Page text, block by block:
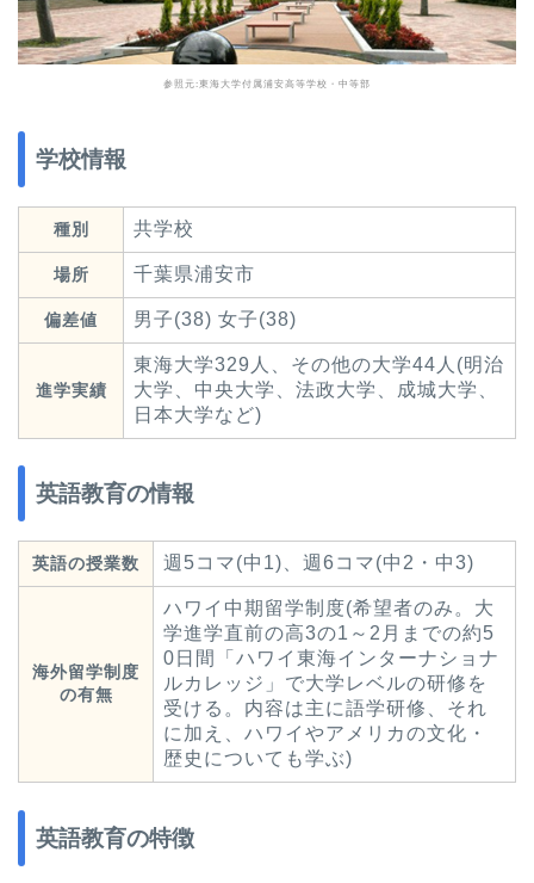
参照元:東海大学付属浦安高等学校・中等部
学校情報
種別 共学校
場所 千葉県浦安市
偏差値 男子(38) 女子(38)
進学実績
東海大学329人、その他の大学44人(明治
大学、中央大学、法政大学、成城大学、
日本大学など)
英語教育の情報
英語の授業数 週5コマ(中1)、週6コマ(中2・中3)
海外留学制度
の有無
ハワイ中期留学制度(希望者のみ。大
学進学直前の高3の1～2月までの約5
0日間「ハワイ東海インターナショナ
ルカレッジ」で大学レベルの研修を
受ける。内容は主に語学研修、それ
に加え、ハワイやアメリカの文化・
歴史についても学ぶ)
英語教育の特徴